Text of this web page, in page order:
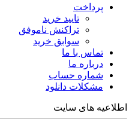
پرداخت
تایید خرید
تراکنش ناموفق
سوابق خرید
تماس با ما
درباره ما
شماره حساب
مشکلات دانلود
اطلاعیه های سایت